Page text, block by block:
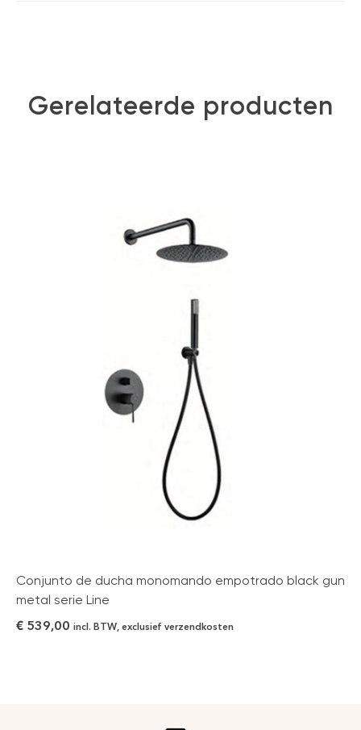
Gerelateerde producten
Conjunto de ducha monomando empotrado black gun
metal serie Line
€ 539,00 incl. BTW, exclusief verzendkosten